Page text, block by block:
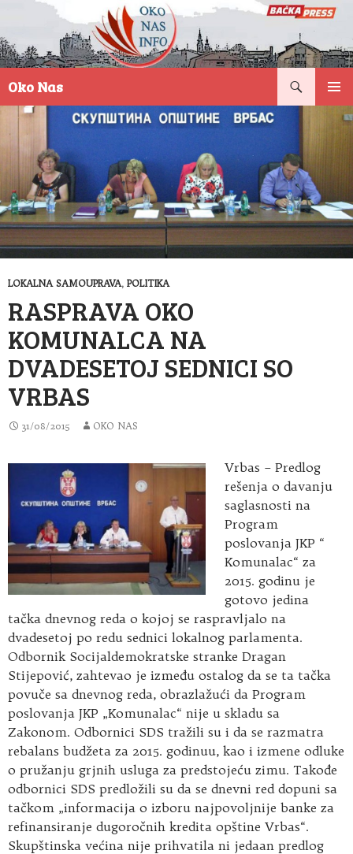
Oko Nas
NA
SADRŽAJ
LOKALNA SAMOUPRAVA, POLITIKA
RASPRAVA OKO
KOMUNALCA NA
DVADESETOJ SEDNICI SO
VRBAS
31/08/2015 OKO NAS
Vrbas – Predlog
rešenja o davanju
saglasnosti na
Program
poslovanja JKP “
Komunalac“ za
2015. godinu je
gotovo jedina
tačka dnevnog reda o kojoj se raspravljalo na
dvadesetoj po redu sednici lokalnog parlamenta.
Odbornik Socijaldemokratske stranke Dragan
Stijepović, zahtevao je između ostalog da se ta tačka
povuče sa dnevnog reda, obrazlažući da Program
poslovanja JKP „Komunalac“ nije u skladu sa
Zakonom. Odbornici SDS tražili su i da se razmatra
rebalans budžeta za 2015. godinuu, kao i izmene odluke
o pružanju grjnih usluga za predstojeću zimu. Takođe
odbornici SDS predložili su da se dnevni red dopuni sa
tačkom „informacija o izboru najpovoljnije banke za
refinansiranje dugoročnih kredita opštine Vrbas“.
Skupštinska većina nije prihvatila ni jedaan predlog